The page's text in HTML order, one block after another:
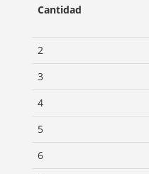
Cantidad
2
3
4
5
6